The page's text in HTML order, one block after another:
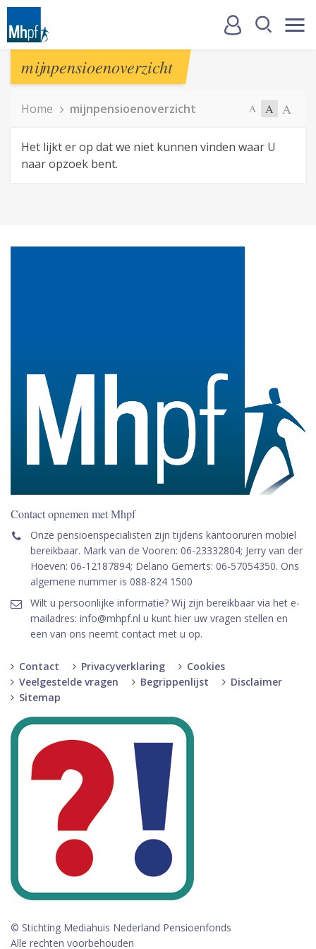
mijnpensioenoverzicht
Home mijnpensioenoverzicht A A A
Het lijkt er op dat we niet kunnen vinden waar U
naar opzoek bent.
Contact opnemen met Mhpf
Onze pensioenspecialisten zijn tijdens kantooruren mobiel
bereikbaar. Mark van de Vooren: 06-23332804; Jerry van der
Hoeven: 06-12187894; Delano Gemerts: 06-57054350. Ons
algemene nummer is 088-824 1500
Wilt u persoonlijke informatie? Wij zijn bereikbaar via het e-
mailadres: info@mhpf.nl u kunt hier uw vragen stellen en
een van ons neemt contact met u op.
Contact Privacyverklaring
Cookies
Veelgestelde vragen
Begrippenlijst
Disclaimer
Sitemap
© Stichting Mediahuis Nederland Pensioenfonds
Alle rechten voorbehouden